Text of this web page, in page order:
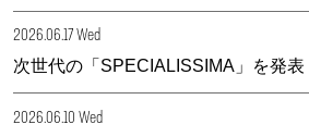
2026.06.17 Wed
次世代の「SPECIALISSIMA」を発表
2026.06.10 Wed